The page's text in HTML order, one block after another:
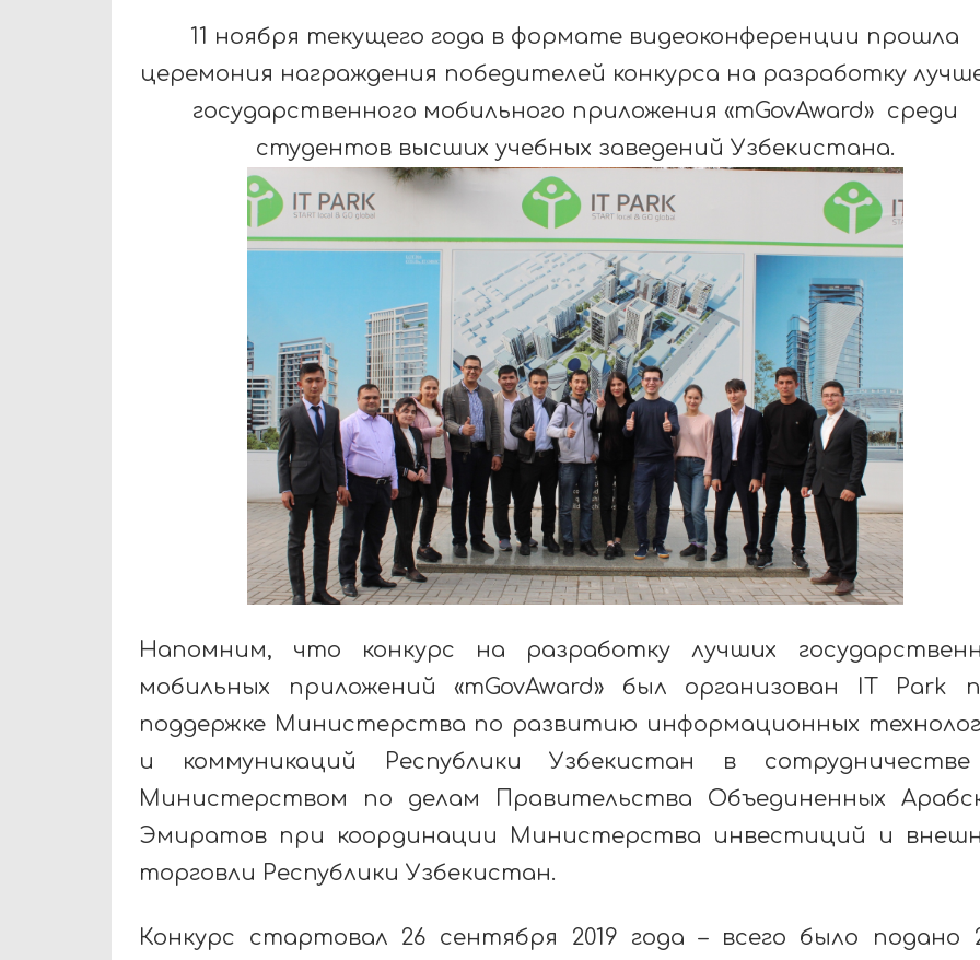
11 ноября текущего года в формате видеоконференции прошла
церемония награждения победителей конкурса на разработку
государственного мобильного приложения «mGovAward» среди
студентов высших учебных заведений Узбекистана.
Напомним, что конкурс на разработку лучших
мобильных приложений «mGovAward» был организован IT Park
поддержке Министерства по развитию информационных
и коммуникаций Республики Узбекистан в
Министерством по делам Правительства Объединенных
Эмиратов при координации Министерства инвестиций и
торговли Республики Узбекистан.
Конкурс стартовал 26 сентября 2019 года – всего было подано